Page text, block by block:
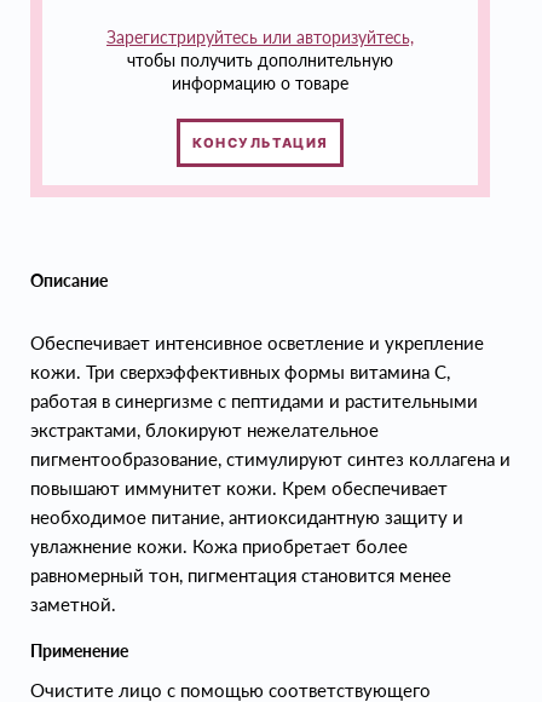
Зарегистрируйтесь или авторизуйтесь,
чтобы получить дополнительную
информацию о товаре
КОНСУЛЬТАЦИЯ
Описание
Обеспечивает интенсивное осветление и укрепление
кожи. Три сверхэффективных формы витамина С,
работая в синергизме с пептидами и растительными
экстрактами, блокируют нежелательное
пигментообразование, стимулируют синтез коллагена и
повышают иммунитет кожи. Крем обеспечивает
необходимое питание, антиоксидантную защиту и
увлажнение кожи. Кожа приобретает более
равномерный тон, пигментация становится менее
заметной.
Применение
Очистите лицо с помощью соответствующего